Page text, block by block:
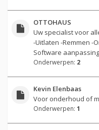
OTTOHAUS
Uw specialist voor
-Uitlaten -Remmen -
Software
Onderwerpen: 2
Kevin Elenbaas
Voor onderhoud of
Onderwerpen: 1